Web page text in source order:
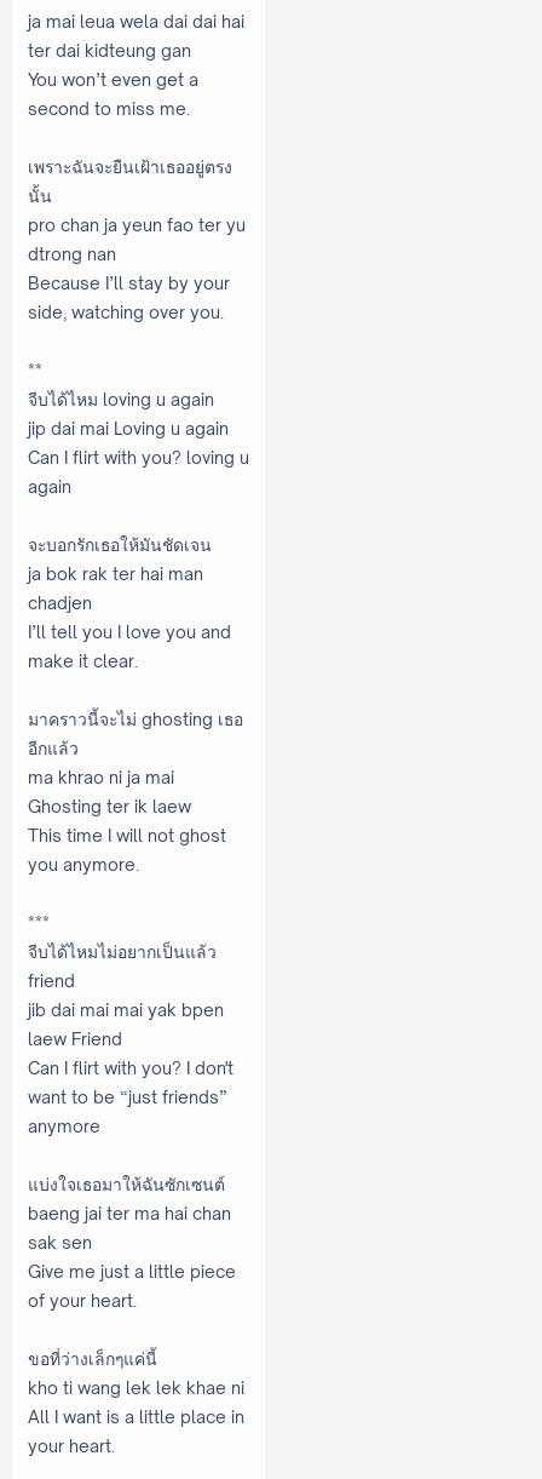
ja mai leua wela dai dai hai
ter dai kidteung gan
You won’t even get a
second to miss me.
เพราะฉันจะยืนเฝ้าเธออยู่ตรง
นั้น
pro chan ja yeun fao ter yu
dtrong nan
Because I’ll stay by your
side, watching over you.
**
จีบได้ไหม loving u again
jip dai mai Loving u again
Can I flirt with you? loving u
again
จะบอกรักเธอให้มันชัดเจน
ja bok rak ter hai man
chadjen
I’ll tell you I love you and
make it clear.
มาคราวนี้จะไม่ ghosting เธอ
อีกแล้ว
ma khrao ni ja mai
Ghosting ter ik laew
This time I will not ghost
you anymore.
***
จีบได้ไหมไม่อยากเป็นแล้ว
friend
jib dai mai mai yak bpen
laew Friend
Can I flirt with you? I don't
want to be “just friends”
anymore
แบ่งใจเธอมาให้ฉันซักเซนต์
baeng jai ter ma hai chan
sak sen
Give me just a little piece
of your heart.
ขอที่ว่างเล็กๆแค่นี้
kho ti wang lek lek khae ni
All I want is a little place in
your heart.